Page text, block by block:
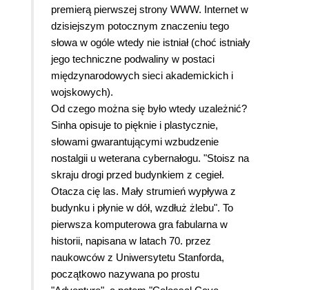
premierą pierwszej strony WWW. Internet w
dzisiejszym potocznym znaczeniu tego
słowa w ogóle wtedy nie istniał (choć istniały
jego techniczne podwaliny w postaci
międzynarodowych sieci akademickich i
wojskowych).
Od czego można się było wtedy uzależnić?
Sinha opisuje to pięknie i plastycznie,
słowami gwarantującymi wzbudzenie
nostalgii u weterana cybernałogu. "Stoisz na
skraju drogi przed budynkiem z cegieł.
Otacza cię las. Mały strumień wypływa z
budynku i płynie w dół, wzdłuż żlebu". To
pierwsza komputerowa gra fabularna w
historii, napisana w latach 70. przez
naukowców z Uniwersytetu Stanforda,
początkowo nazywana po prostu